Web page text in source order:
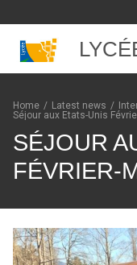
Skip to content
Home / Latest news /
Séjour aux Etats-Unis
SÉJOUR
FÉVRIER-